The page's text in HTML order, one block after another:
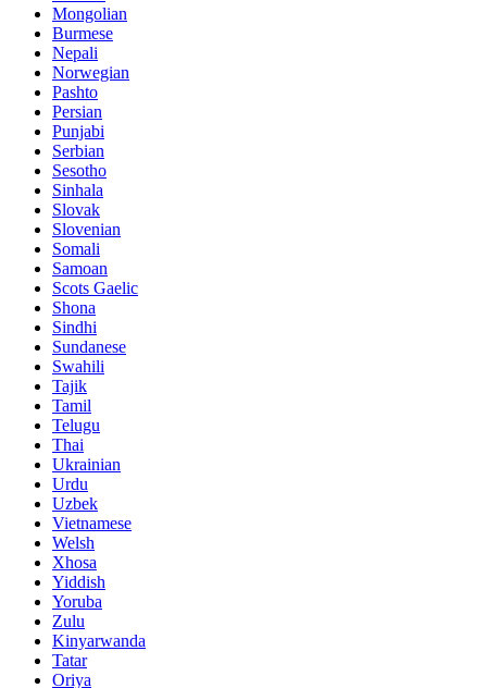
Mongolian
Burmese
Nepali
Norwegian
Pashto
Persian
Punjabi
Serbian
Sesotho
Sinhala
Slovak
Slovenian
Somali
Samoan
Scots Gaelic
Shona
Sindhi
Sundanese
Swahili
Tajik
Tamil
Telugu
Thai
Ukrainian
Urdu
Uzbek
Vietnamese
Welsh
Xhosa
Yiddish
Yoruba
Zulu
Kinyarwanda
Tatar
Oriya